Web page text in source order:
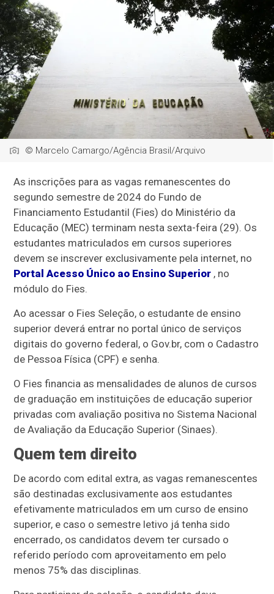
© Marcelo Camargo/Agência Brasil/Arquivo
As inscrições para as vagas remanescentes do
segundo semestre de 2024 do Fundo de
Financiamento Estudantil (Fies) do Ministério da
Educação (MEC) terminam nesta sexta-feira (29). Os
estudantes matriculados em cursos superiores
devem se inscrever exclusivamente pela internet, no
Portal Acesso Único ao Ensino Superior , no
módulo do Fies.
Ao acessar o Fies Seleção, o estudante de ensino
superior deverá entrar no portal único de serviços
digitais do governo federal, o Gov.br, com o Cadastro
de Pessoa Física (CPF) e senha.
O Fies financia as mensalidades de alunos de cursos
de graduação em instituições de educação superior
privadas com avaliação positiva no Sistema Nacional
de Avaliação da Educação Superior (Sinaes).
Quem tem direito
De acordo com edital extra, as vagas remanescentes
são destinadas exclusivamente aos estudantes
efetivamente matriculados em um curso de ensino
superior, e caso o semestre letivo já tenha sido
encerrado, os candidatos devem ter cursado o
referido período com aproveitamento em pelo
menos 75% das disciplinas.